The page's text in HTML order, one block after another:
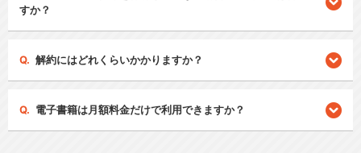
すか？
解約にはどれくらいかかりますか？
電子書籍は月額料金だけで利用できますか？